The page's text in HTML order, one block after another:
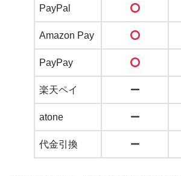
PayPal
Amazon Pay
PayPay
楽天ペイ
atone
代金引換